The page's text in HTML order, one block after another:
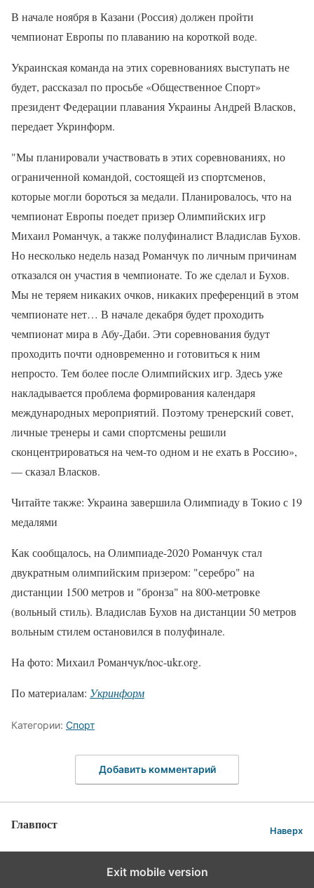
В начале ноября в Казани (Россия) должен пройти
чемпионат Европы по плаванию на короткой воде.
Украинская команда на этих соревнованиях выступать не
будет, рассказал по просьбе «Общественное Спорт»
президент Федерации плавания Украины Андрей Власков,
передает Укринформ.
"Мы планировали участвовать в этих соревнованиях, но
ограниченной командой, состоящей из спортсменов,
которые могли бороться за медали. Планировалось, что на
чемпионат Европы поедет призер Олимпийских игр
Михаил Романчук, а также полуфиналист Владислав Бухов.
Но несколько недель назад Романчук по личным причинам
отказался он участия в чемпионате. То же сделал и Бухов.
Мы не теряем никаких очков, никаких преференций в этом
чемпионате нет… В начале декабря будет проходить
чемпионат мира в Абу-Даби. Эти соревнования будут
проходить почти одновременно и готовиться к ним
непросто. Тем более после Олимпийских игр. Здесь уже
накладывается проблема формирования календаря
международных мероприятий. Поэтому тренерский совет,
личные тренеры и сами спортсмены решили
сконцентрироваться на чем-то одном и не ехать в Россию»,
— сказал Власков.
Читайте также: Украина завершила Олимпиаду в Токио с 19
медалями
Как сообщалось, на Олимпиаде-2020 Романчук стал
двукратным олимпийским призером: "серебро" на
дистанции 1500 метров и "бронза" на 800-метровке
(вольный стиль). Владислав Бухов на дистанции 50 метров
вольным стилем остановился в полуфинале.
На фото: Михаил Романчук/noc-ukr.org.
По материалам: Укринформ
Категории: Спорт
Добавить комментарий
Главпост Наверх
Exit mobile version